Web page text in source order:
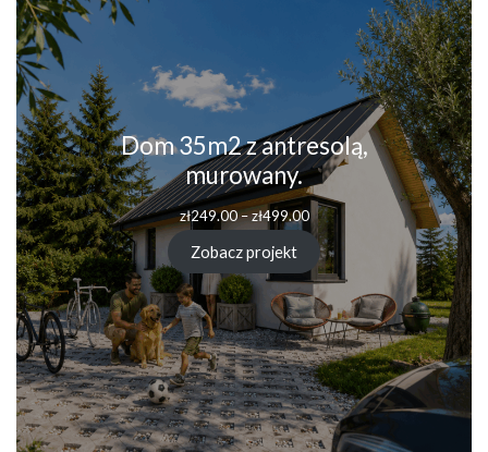
Dom 35m2 z antresolą,
murowany.
zł249.00–zł499.00Zakres
cen:
od
zł249.00
do
zł499.00
Zobacz projekt